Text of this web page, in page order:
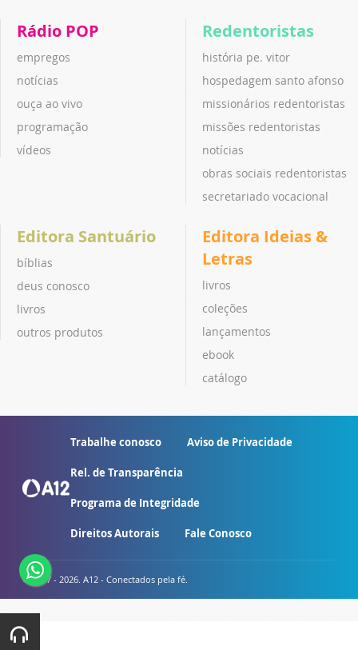
Rádio POP
empregos
notícias
ouça ao vivo
programação
vídeos
Redentoristas
história pe. vitor
hospedagem santo afonso
missionários redentoristas
missões redentoristas
notícias
obras sociais redentoristas
secretariado vocacional
Editora Santuário
bíblias
deus conosco
livros
outros produtos
Editora Ideias &
Letras
livros
coleções
lançamentos
ebook
catálogo
Trabalhe conosco Aviso de Privacidade
Rel. de Transparência
Programa de Integridade
Direitos Autorais Fale Conosco
© 2007 - 2026. A12 - Conectados pela fé.